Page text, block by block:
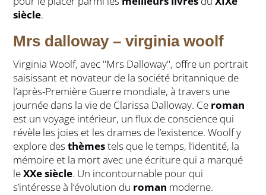
siècle.
Mrs dalloway – virginia woolf
Virginia Woolf, avec "Mrs Dalloway", offre un portrait
saisissant et novateur de la société britannique de
l’après-Première Guerre mondiale, à travers une
journée dans la vie de Clarissa Dalloway. Ce roman
est un voyage intérieur, un flux de conscience qui
révèle les joies et les drames de l’existence. Woolf y
explore desthèmestels que le temps, l’identité, la
mémoire et la mort avec une écriture qui a marqué
leXXe siècle. Un incontournable pour qui
s’intéresse à l’évolution du roman moderne.